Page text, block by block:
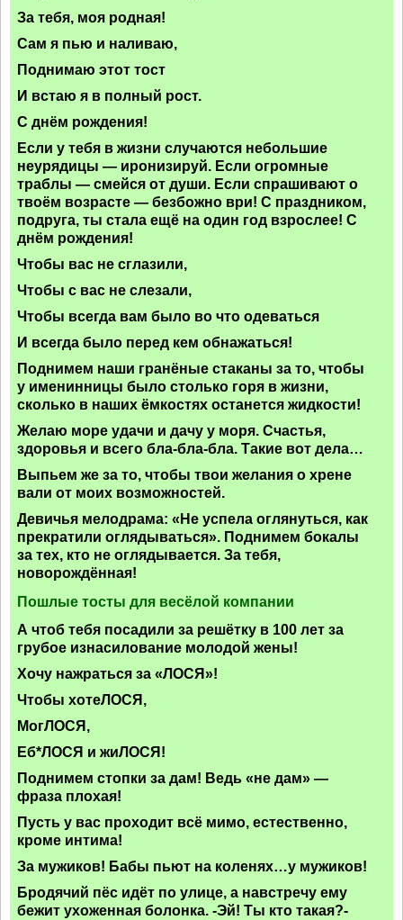
За тебя, моя родная!
Сам я пью и наливаю,
Поднимаю этот тост
И встаю я в полный рост.
С днём рождения!
Если у тебя в жизни случаются небольшие
неурядицы — иронизируй. Если огромные
траблы — смейся от души. Если спрашивают о
твоём возрасте — безбожно ври! С праздником,
подруга, ты стала ещё на один год взрослее! С
днём рождения!
Чтобы вас не сглазили,
Чтобы с вас не слезали,
Чтобы всегда вам было во что одеваться
И всегда было перед кем обнажаться!
Поднимем наши гранёные стаканы за то, чтобы
у именинницы было столько горя в жизни,
сколько в наших ёмкостях останется жидкости!
Желаю море удачи и дачу у моря. Счастья,
здоровья и всего бла-бла-бла. Такие вот дела…
Выпьем же за то, чтобы твои желания о хрене
вали от моих возможностей.
Девичья мелодрама: «Не успела оглянуться, как
прекратили оглядываться». Поднимем бокалы
за тех, кто не оглядывается. За тебя,
новорождённая!
Пошлые тосты для весёлой компании
А чтоб тебя посадили за решётку в 100 лет за
грубое изнасилование молодой жены!
Хочу нажраться за «ЛОСЯ»!
Чтобы хотеЛОСЯ,
МогЛОСЯ,
Еб*ЛОСЯ и жиЛОСЯ!
Поднимем стопки за дам! Ведь «не дам» —
фраза плохая!
Пусть у вас проходит всё мимо, естественно,
кроме интима!
За мужиков! Бабы пьют на коленях…у мужиков!
Бродячий пёс идёт по улице, а навстречу ему
бежит ухоженная болонка. -Эй! Ты кто такая?-